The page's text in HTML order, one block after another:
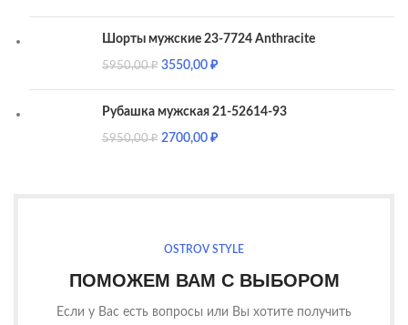
Шорты мужские 23-7724 Anthracite
5950,00₽ 3550,00₽
Рубашка мужская 21-52614-93
5950,00₽ 2700,00₽
OSTROV STYLE
ПОМОЖЕМ ВАМ С ВЫБОРОМ
Если у Вас есть вопросы или Вы хотите получить